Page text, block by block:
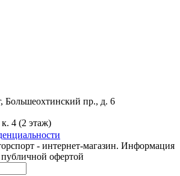
Большеохтинский пр., д. 6
4 (2 этаж)
- интернет-магазин. Информация
публичной офертой